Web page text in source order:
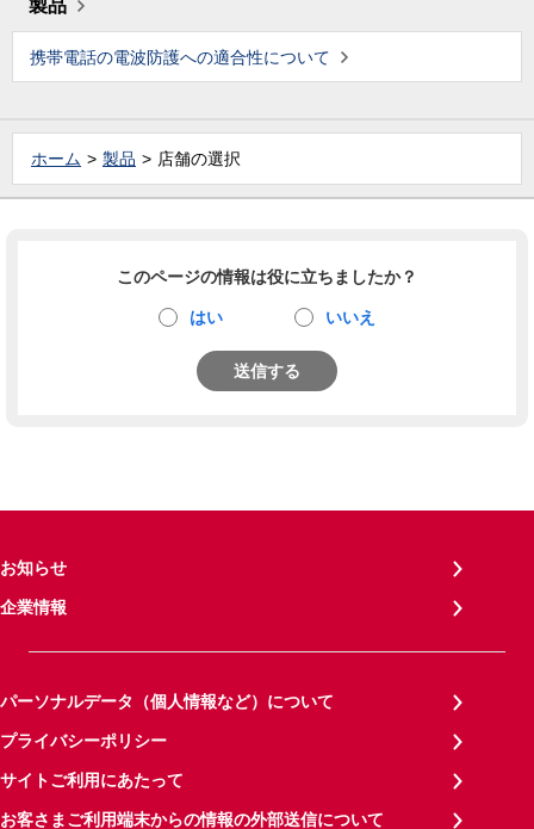
製品
携帯電話の電波防護への適合性について
ホーム 製品 店舗の選択
このページの情報は役に立ちましたか？
はい いいえ
送信する
お知らせ
企業情報
パーソナルデータ（個人情報など）について
プライバシーポリシー
サイトご利用にあたって
お客さまご利用端末からの情報の外部送信について